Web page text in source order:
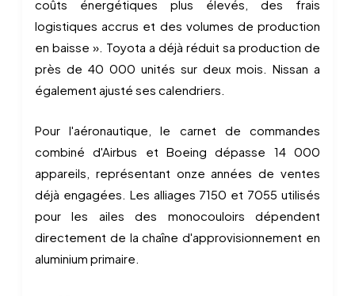
coûts énergétiques plus élevés, des frais
logistiques accrus et des volumes de production
en baisse ». Toyota a déjà réduit sa production de
près de 40 000 unités sur deux mois. Nissan a
également ajusté ses calendriers.
Pour l'aéronautique, le carnet de commandes
combiné d'Airbus et Boeing dépasse 14 000
appareils, représentant onze années de ventes
déjà engagées. Les alliages 7150 et 7055 utilisés
pour les ailes des monocouloirs dépendent
directement de la chaîne d'approvisionnement en
aluminium primaire.